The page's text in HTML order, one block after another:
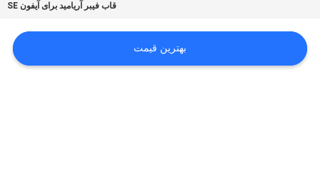
تماس
بگیرید
قاب فیبر آریامید برای آیفون SE
بهترین قیمت